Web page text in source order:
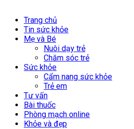
Trang chủ
Tin sức khỏe
Mẹ và Bé
Nuôi dạy trẻ
Chăm sóc trẻ
Sức khỏe
Cẩm nang sức khỏe
Trẻ em
Tư vấn
Bài thuốc
Phòng mạch online
Khỏe và đẹp